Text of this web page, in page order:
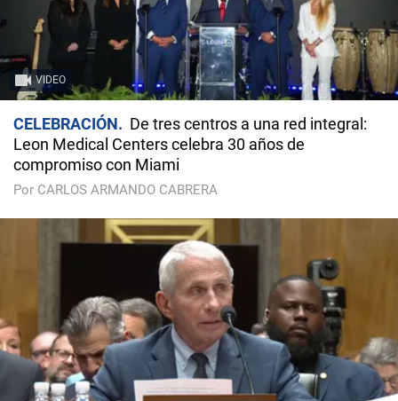
VIDEO
CELEBRACIÓN
De tres centros a una red integral:
Leon Medical Centers celebra 30 años de
compromiso con Miami
Por CARLOS ARMANDO CABRERA